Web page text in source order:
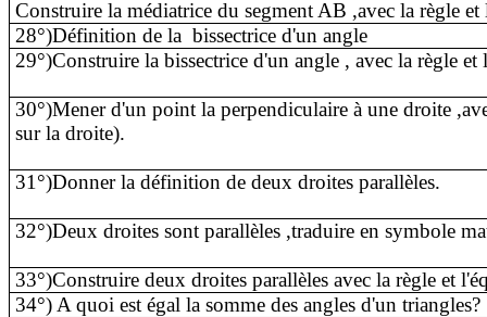
Construire la médiatrice du segment AB ,avec la règle
28°)Définition de la bissectrice d'un angle
29°)Construire la bissectrice d'un angle , avec la règle
30°)Mener d'un point la perpendiculaire à une droite
sur la droite).
31°)Donner la définition de deux droites parallèles.
32°)Deux droites sont parallèles ,traduire en symbole
33°)Construire deux droites parallèles avec la règle et
34°) A quoi est égal la somme des angles d'un triangles?